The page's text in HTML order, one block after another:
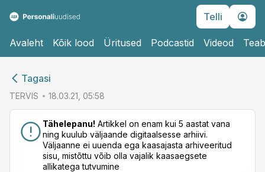
Telli
Avaleht Kõik lood Üritused Podcastid Videod
Tagasi
TERVIS 18.03.21, 05:58
Tähelepanu! Artikkel on enam kui 5 aastat vana
ning kuulub väljaande digitaalsesse arhiivi.
Väljaanne ei uuenda ega kaasajasta arhiveeritud
sisu, mistõttu võib olla vajalik kaasaegsete
allikatega tutvumine